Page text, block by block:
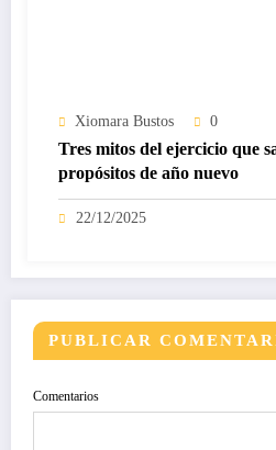
Xiomara Bustos 0
Tres mitos del ejercicio que
propósitos de año nuevo
22/12/2025
PUBLICAR
Comentarios